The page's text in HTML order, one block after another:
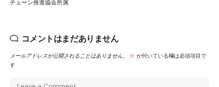
チェーン推進協会所属
コメントはまだありません
メールアドレスが公開されることはありません。 ※ が付いている欄は必須項目で
す